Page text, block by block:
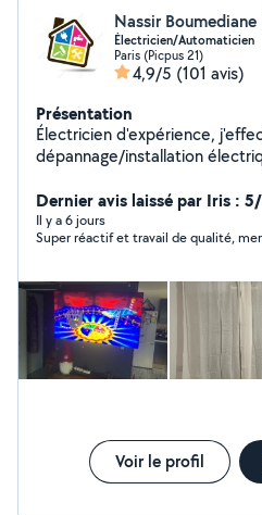
Nassir
Électricien/Automaticien
Paris (Picpus 21)
4,9/5 (101 avis)
Présentation
Électricien d'expérience,
dépannage/installation
montage/fixation de meuble,
douche, porte-serviette,
Dernier avis laissé par Iris :
Il y a 6 jours
Super réactif et travail de qualité,
Voir le profil